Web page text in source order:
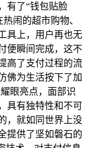
有了“钱包贴脸
闹的超市购物、
具上，用户再也无
便瞬间完成，这不
高了支付过程的流
佛为生活按下了加
眼亮点，面部识
具有独特性和不可
，就如同世界上没
提供了坚如磐石的